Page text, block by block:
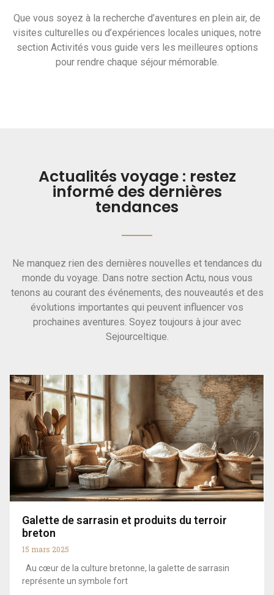
Que vous soyez à la recherche d’aventures en plein air, de
visites culturelles ou d’expériences locales uniques, notre
section Activités vous guide vers les meilleures options
pour rendre chaque séjour mémorable.
Actualités voyage : restez
informé des dernières
tendances
Ne manquez rien des dernières nouvelles et tendances du
monde du voyage. Dans notre section Actu, nous vous
tenons au courant des événements, des nouveautés et des
évolutions importantes qui peuvent influencer vos
prochaines aventures. Soyez toujours à jour avec
Sejourceltique.
Galette de sarrasin et produits du terroir
breton
15 mars 2025
Au cœur de la culture bretonne, la galette de sarrasin
représente un symbole fort